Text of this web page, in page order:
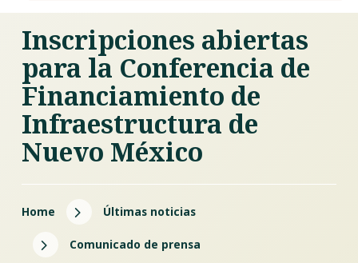
Inscripciones abiertas
para la Conferencia de
Financiamiento de
Infraestructura de
Nuevo México
Home 5 Últimas noticias
5 Comunicado de prensa